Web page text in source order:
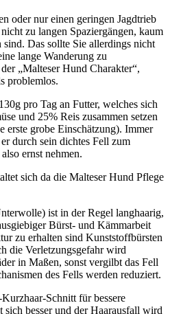
oder nur einen geringen Jagdtrieb
zu langen Spaziergängen, kaum
Das sollte Sie allerdings nicht
lange Wanderung zu
„Malteser Hund Charakter“,
problemlos.
pro Tag an Futter, welches sich
und 25% Reis zusammen setzen
erste grobe Einschätzung). Immer
durch sein dichtes Fell zum
ernst nehmen.
sich da die Malteser Hund Pflege
ist in der Regel langhaarig,
Bürst- und Kämmarbeit
zu erhalten sind Kunststoffbürsten
die Verletzungsgefahr wird
in Maßen, sonst vergilbt das Fell
des Fells werden reduziert.
Schnitt für bessere
besser und der Haarausfall wird